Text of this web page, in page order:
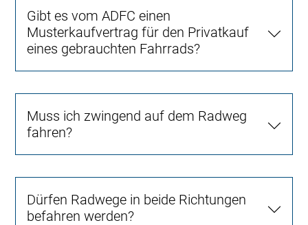
Gibt es vom ADFC einen
Musterkaufvertrag für den Privatkauf
eines gebrauchten Fahrrads?
Muss ich zwingend auf dem Radweg
fahren?
Dürfen Radwege in beide Richtungen
befahren werden?